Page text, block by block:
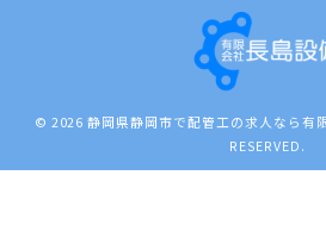
© 2026 静岡県静岡市で配管工の求人なら有
RESERVED.